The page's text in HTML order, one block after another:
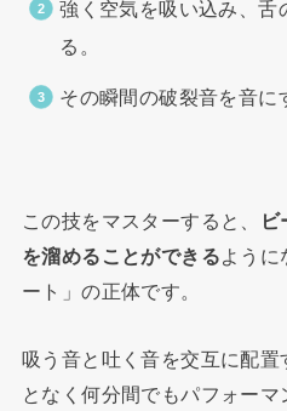
強く空気を吸い込み、舌
る。
その瞬間の破裂音を音に
この技をマスターすると、
を溜めることができるように
ート」の正体です。
吸う音と吐く音を交互に配置
となく何分間でもパフォー